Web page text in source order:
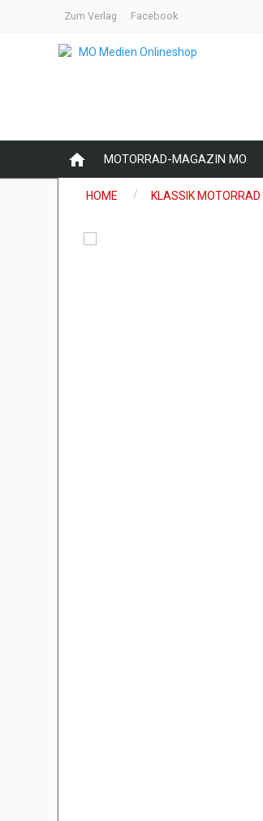
Zum Verlag Facebook
home MOTORRAD-MAGAZIN MO
HOME / KLASSIK MOTORRAD